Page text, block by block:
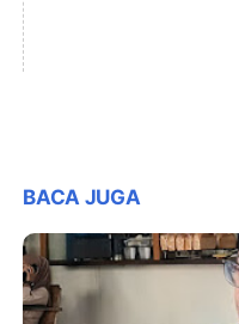
BACA JUGA